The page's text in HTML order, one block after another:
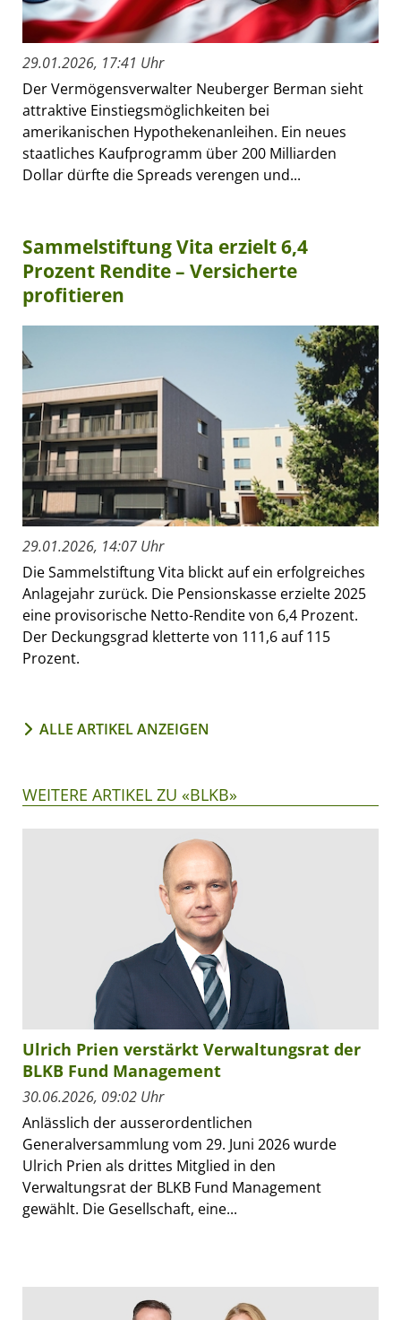
29.01.2026, 17:41 Uhr
Der Vermögensverwalter Neuberger Berman sieht
attraktive Einstiegsmöglichkeiten bei
amerikanischen Hypothekenanleihen. Ein neues
staatliches Kaufprogramm über 200 Milliarden
Dollar dürfte die Spreads verengen und...
Sammelstiftung Vita erzielt 6,4
Prozent Rendite – Versicherte
profitieren
29.01.2026, 14:07 Uhr
Die Sammelstiftung Vita blickt auf ein erfolgreiches
Anlagejahr zurück. Die Pensionskasse erzielte 2025
eine provisorische Netto-Rendite von 6,4 Prozent.
Der Deckungsgrad kletterte von 111,6 auf 115
Prozent.
ALLE ARTIKEL ANZEIGEN
WEITERE ARTIKEL ZU «BLKB»
Ulrich Prien verstärkt Verwaltungsrat der
BLKB Fund Management
30.06.2026, 09:02 Uhr
Anlässlich der ausserordentlichen
Generalversammlung vom 29. Juni 2026 wurde
Ulrich Prien als drittes Mitglied in den
Verwaltungsrat der BLKB Fund Management
gewählt. Die Gesellschaft, eine...